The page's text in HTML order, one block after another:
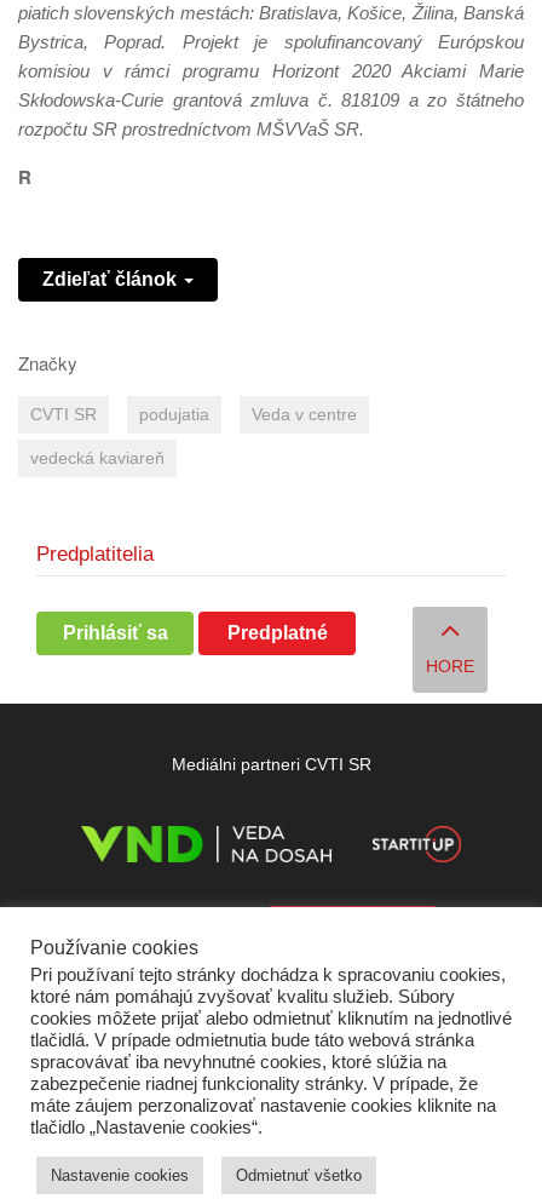
piatich slovenských mestách: Bratislava, Košice, Žilina, Banská
Bystrica, Poprad. Projekt je spolufinancovaný Európskou
komisiou v rámci programu Horizont 2020 Akciami Marie
Skłodowska-Curie grantová zmluva č. 818109 a zo štátneho
rozpočtu SR prostredníctvom MŠVVaŠ SR.
R
Zdieľať článok
Značky
CVTI SR podujatia Veda v centre
vedecká kaviareň
Predplatitelia
Prihlásiť sa Predplatné
HORE
Mediálni partneri CVTI SR
Domov O nás Kontakt Vydavateľ
Podmienky používania
Ochrana súkromia Štatút súťaží
Partneri
RSS Sitemap
Používanie cookies
Pri používaní tejto stránky dochádza k spracovaniu cookies,
ktoré nám pomáhajú zvyšovať kvalitu služieb. Súbory
cookies môžete prijať alebo odmietnuť kliknutím na jednotlivé
tlačidlá. V prípade odmietnutia bude táto webová stránka
spracovávať iba nevyhnutné cookies, ktoré slúžia na
zabezpečenie riadnej funkcionality stránky. V prípade, že
máte záujem perzonalizovať nastavenie cookies kliknite na
tlačidlo „Nastavenie cookies“.
Nastavenie cookies Odmietnuť všetko